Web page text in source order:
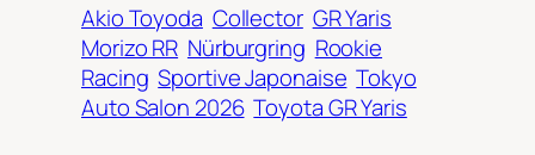
Akio Toyoda Collector GR Yaris
Morizo RR Nürburgring Rookie
Racing Sportive Japonaise Tokyo
Auto Salon 2026 Toyota GR Yaris